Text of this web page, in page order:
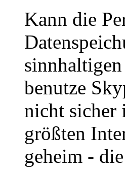
Kann die
benutze
nicht sicher
größten
geheim -